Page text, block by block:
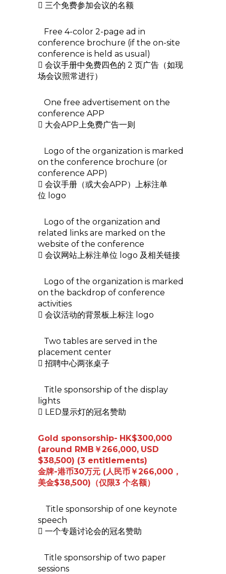
 三个免费参加会议的名额
Free 4-color 2-page ad in
conference brochure (if the on-site
conference is held as usual)
 会议手册中免费四色的 2 页广告（如现
场会议照常进行）
One free advertisement on the
conference APP
 大会APP上免费广告一则
Logo of the organization is marked
on the conference brochure (or
conference APP)
 会议手册（或大会APP）上标注单
位 logo
Logo of the organization and
related links are marked on the
website of the conference
 会议网站上标注单位 logo 及相关链接
Logo of the organization is marked
on the backdrop of conference
activities
 会议活动的背景板上标注 logo
Two tables are served in the
placement center
 招聘中心两张桌子
Title sponsorship of the display
lights
 LED显示灯的冠名赞助
Gold sponsorship- HK$300,000
(around RMB￥266,000, USD
$38,500) (3 entitlements)
金牌-港币30万元 (人民币￥266,000，
美金$38,500)（仅限3 个名额）
Title sponsorship of one keynote
speech
 一个专题讨论会的冠名赞助
Title sponsorship of two paper
sessions